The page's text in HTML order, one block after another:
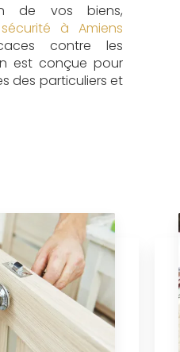
de vos biens,
à Amiens
contre les
est conçue pour
des particuliers et